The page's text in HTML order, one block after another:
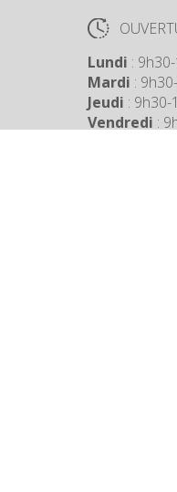
Lundi :
Mardi :
Jeudi : 9h30-
Vendredi :